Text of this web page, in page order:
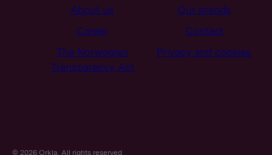
About us
Our brands
Career
Contact
The Norwegian
Transparency Act
Privacy and cookies
© 2026 Orkla. All rights reserved